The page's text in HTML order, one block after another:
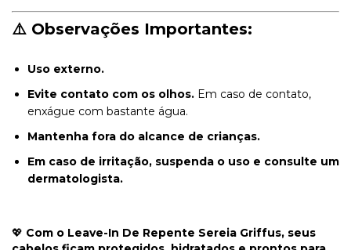
⚠️ Observações Importantes:
Uso externo.
Evite contato com os olhos. Em caso de contato,
enxágue com bastante água.
Mantenha fora do alcance de crianças.
Em caso de irritação, suspenda o uso e consulte um
dermatologista.
💖 Com o Leave-In De Repente Sereia Griffus, seus